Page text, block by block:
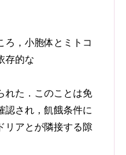
ろ，小胞体とミトコ
存的な
れた．このことは免
認され，飢餓条件に
リアとが隣接する隙